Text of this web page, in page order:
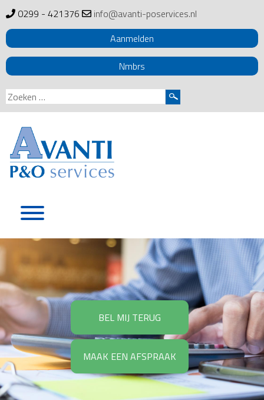
0299 - 421376
info@avanti-poservices.nl
Aanmelden
Nmbrs
Zoeken
naar:
BEL MIJ TERUG
MAAK EEN AFSPRAAK